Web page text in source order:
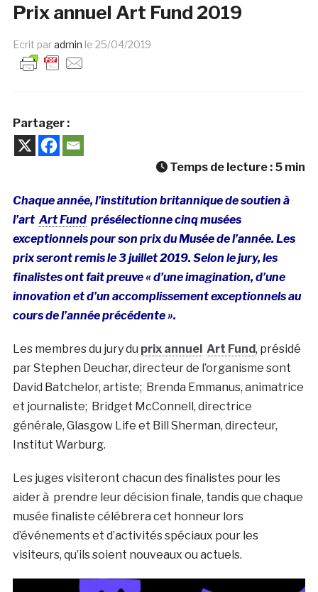
Prix annuel Art Fund 2019
Ecrit paradmin le 25/04/2019
Partager :
Temps de lecture : 5 min
Chaque année, l’institution britannique de soutien à
l’art Art Fundprésélectionne cinq musées
exceptionnels pour son prix du Musée de l’année. Les
prix seront remis le 3 juillet 2019. Selon le jury, les
finalistes ont fait preuve « d’une imagination, d’une
innovation et d’un accomplissement exceptionnels au
cours de l’année précédente ».
Les membres du jury du prix annuel Art Fund, présidé
par Stephen Deuchar, directeur de l’organisme sont
David Batchelor, artiste; Brenda Emmanus, animatrice
et journaliste; Bridget McConnell, directrice
générale, Glasgow Life et Bill Sherman, directeur,
Institut Warburg.
Les juges visiteront chacun des finalistes pour les
aider à prendre leur décision finale, tandis que chaque
musée finaliste célébrera cet honneur lors
d’événements et d’activités spéciaux pour les
visiteurs, qu’ils soient nouveaux ou actuels.